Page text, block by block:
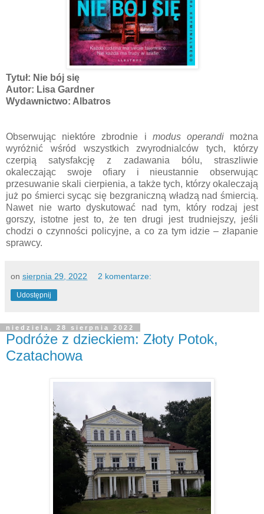
Tytuł: Nie bój się
Autor: Lisa Gardner
Wydawnictwo: Albatros
Obserwując niektóre zbrodnie i modus operandimożna
wyróżnić wśród wszystkich zwyrodnialców tych, którzy
czerpią satysfakcję z zadawania bólu, straszliwie
okaleczając swoje ofiary i nieustannie obserwując
przesuwanie skali cierpienia, a także tych, którzy okaleczają
już po śmierci sycąc się bezgraniczną władzą nad śmiercią.
Nawet nie warto dyskutować nad tym, który rodzaj jest
gorszy, istotne jest to, że ten drugi jest trudniejszy, jeśli
chodzi o czynności policyjne, a co za tym idzie – złapanie
sprawcy.
on sierpnia 29, 2022 2 komentarze:
Udostępnij
niedziela, 28 sierpnia 2022
Podróże z dzieckiem: Złoty Potok,
Czatachowa